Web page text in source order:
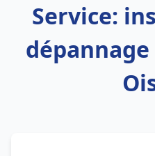
Service: